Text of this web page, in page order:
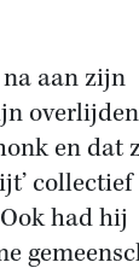
aan zijn
overlijden
en dat
collectief
had hij